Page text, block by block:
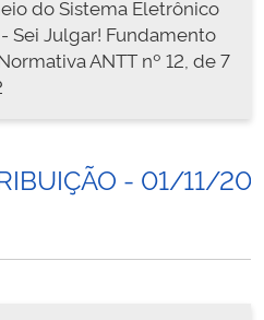
do Sistema Eletrônico
Sei Julgar! Fundamento
ANTT nº 12, de 7
- 01/11/